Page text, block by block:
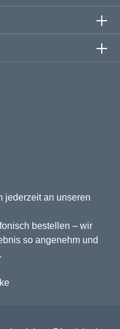
jederzeit an unseren
bestellen – wir
so angenehm und